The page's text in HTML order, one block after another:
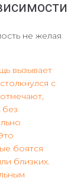
не желая
вызывает
с
боятся
близких.